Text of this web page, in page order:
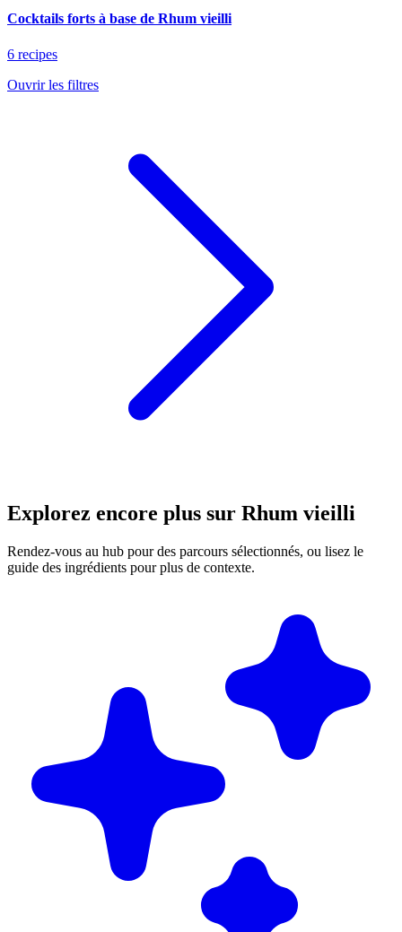
Cocktails forts à base de Rhum vieilli
6 recipes
Ouvrir les filtres
Explorez encore plus sur Rhum vieilli
Rendez-vous au hub pour des parcours sélectionnés, ou lisez le
guide des ingrédients pour plus de contexte.